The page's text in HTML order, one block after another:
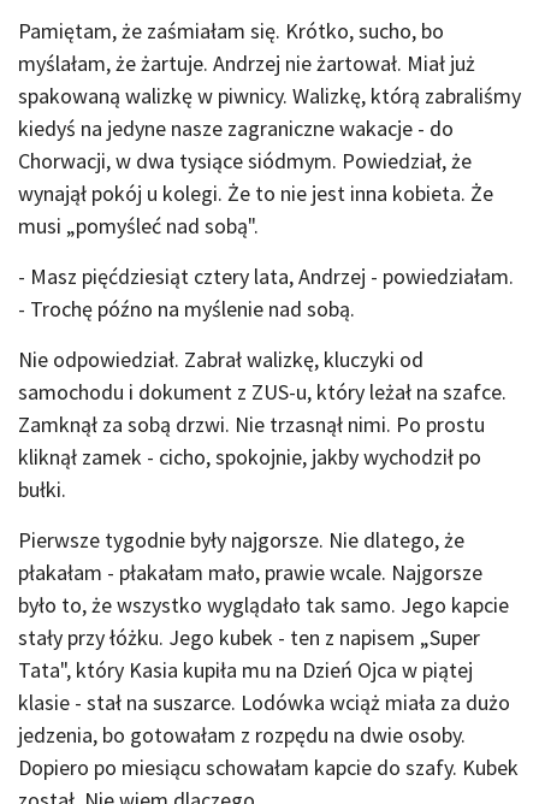
Pamiętam, że zaśmiałam się. Krótko, sucho, bo
myślałam, że żartuje. Andrzej nie żartował. Miał już
spakowaną walizkę w piwnicy. Walizkę, którą zabraliśmy
kiedyś na jedyne nasze zagraniczne wakacje - do
Chorwacji, w dwa tysiące siódmym. Powiedział, że
wynajął pokój u kolegi. Że to nie jest inna kobieta. Że
musi „pomyśleć nad sobą".
- Masz pięćdziesiąt cztery lata, Andrzej - powiedziałam.
- Trochę późno na myślenie nad sobą.
Nie odpowiedział. Zabrał walizkę, kluczyki od
samochodu i dokument z ZUS-u, który leżał na szafce.
Zamknął za sobą drzwi. Nie trzasnął nimi. Po prostu
kliknął zamek - cicho, spokojnie, jakby wychodził po
bułki.
Pierwsze tygodnie były najgorsze. Nie dlatego, że
płakałam - płakałam mało, prawie wcale. Najgorsze
było to, że wszystko wyglądało tak samo. Jego kapcie
stały przy łóżku. Jego kubek - ten z napisem „Super
Tata", który Kasia kupiła mu na Dzień Ojca w piątej
klasie - stał na suszarce. Lodówka wciąż miała za dużo
jedzenia, bo gotowałam z rozpędu na dwie osoby.
Dopiero po miesiącu schowałam kapcie do szafy. Kubek